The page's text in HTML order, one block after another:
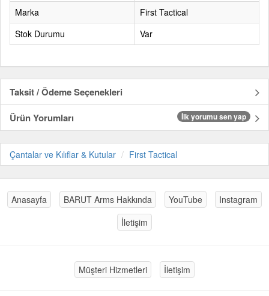
Marka
First Tactical
Stok Durumu
Var
Taksit / Ödeme Seçenekleri
Ürün Yorumları
İlk yorumu sen yap
Çantalar ve Kılıflar & Kutular First Tactical
Anasayfa BARUT Arms Hakkında YouTube
Instagram
İletişim
Müşteri Hizmetleri İletişim